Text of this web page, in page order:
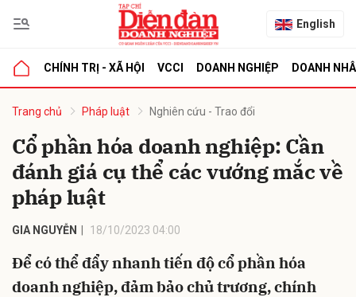
English
CHÍNH TRỊ - XÃ HỘI VCCI DOANH NGHIỆP DOANH
Trang chủ Pháp luật Nghiên cứu - Trao đổi
Cổ phần hóa doanh nghiệp: Cần
đánh giá cụ thể các vướng mắc về
pháp luật
GIA NGUYỄN 18/10/2023 04:00
Để có thể đẩy nhanh tiến độ cổ phần hóa
doanh nghiệp, đảm bảo chủ trương, chính
luận
Hủy